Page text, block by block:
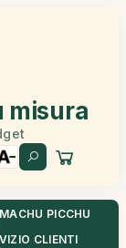
misura
MACHU PICCHU
CLIENTI